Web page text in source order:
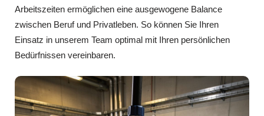
Arbeitszeiten ermöglichen eine ausgewogene Balance
zwischen Beruf und Privatleben. So können Sie Ihren
Einsatz in unserem Team optimal mit Ihren persönlichen
Bedürfnissen vereinbaren.